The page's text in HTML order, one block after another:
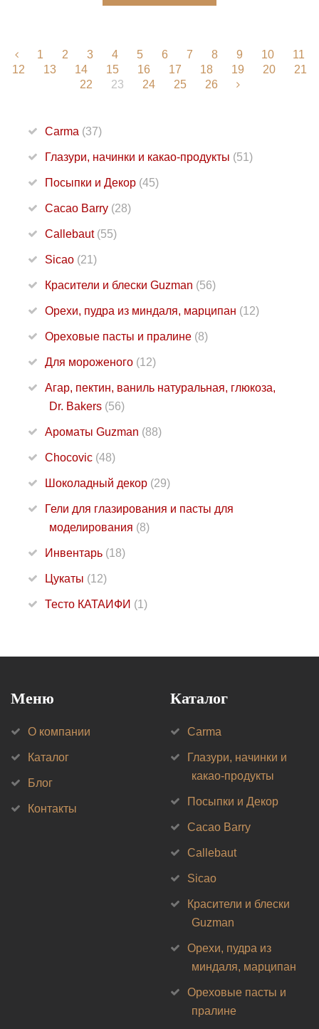
1 2 3 4 5 6 7 8 9 10
11
12
13 14 15 16 17 18 19 20
21
22
23 24 25 26
Carma (37)
Глазури, начинки и какао-продукты (51)
Посыпки и Декор (45)
Cacao Barry (28)
Callebaut (55)
Sicao (21)
Красители и блески Guzman (56)
Орехи, пудра из миндаля, марципан (12)
Ореховые пасты и пралине (8)
Для мороженого (12)
Агар, пектин, ваниль натуральная, глюкоза,
Dr. Bakers (56)
Ароматы Guzman (88)
Chocovic (48)
Шоколадный декор (29)
Гели для глазирования и пасты для
моделирования (8)
Инвентарь (18)
Цукаты (12)
Тесто КАТАИФИ (1)
Меню
О компании
Каталог
Блог
Контакты
Каталог
Carma
Глазури, начинки и
какао-продукты
Посыпки и Декор
Cacao Barry
Callebaut
Sicao
Красители и блески
Guzman
Орехи, пудра из
миндаля, марципан
Ореховые пасты и
пралине